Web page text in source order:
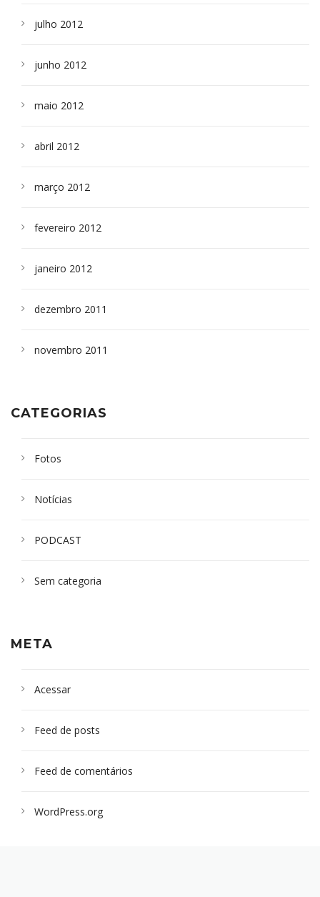
julho 2012
junho 2012
maio 2012
abril 2012
março 2012
fevereiro 2012
janeiro 2012
dezembro 2011
novembro 2011
CATEGORIAS
Fotos
Notícias
PODCAST
Sem categoria
META
Acessar
Feed de posts
Feed de comentários
WordPress.org